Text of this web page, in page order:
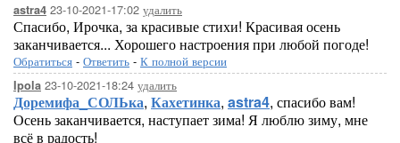
astra4 23-10-2021-17:02 удалить
Спасибо, Ирочка, за красивые стихи! Красивая осень
заканчивается... Хорошего настроения при любой погоде!
Обратиться - Ответить - К полной версии
Ipola 23-10-2021-18:24 удалить
Доремифа_СОЛЬка, Кахетинка, astra4, спасибо вам!
Осень заканчивается, наступает зима! Я люблю зиму, мне
всё в радость!